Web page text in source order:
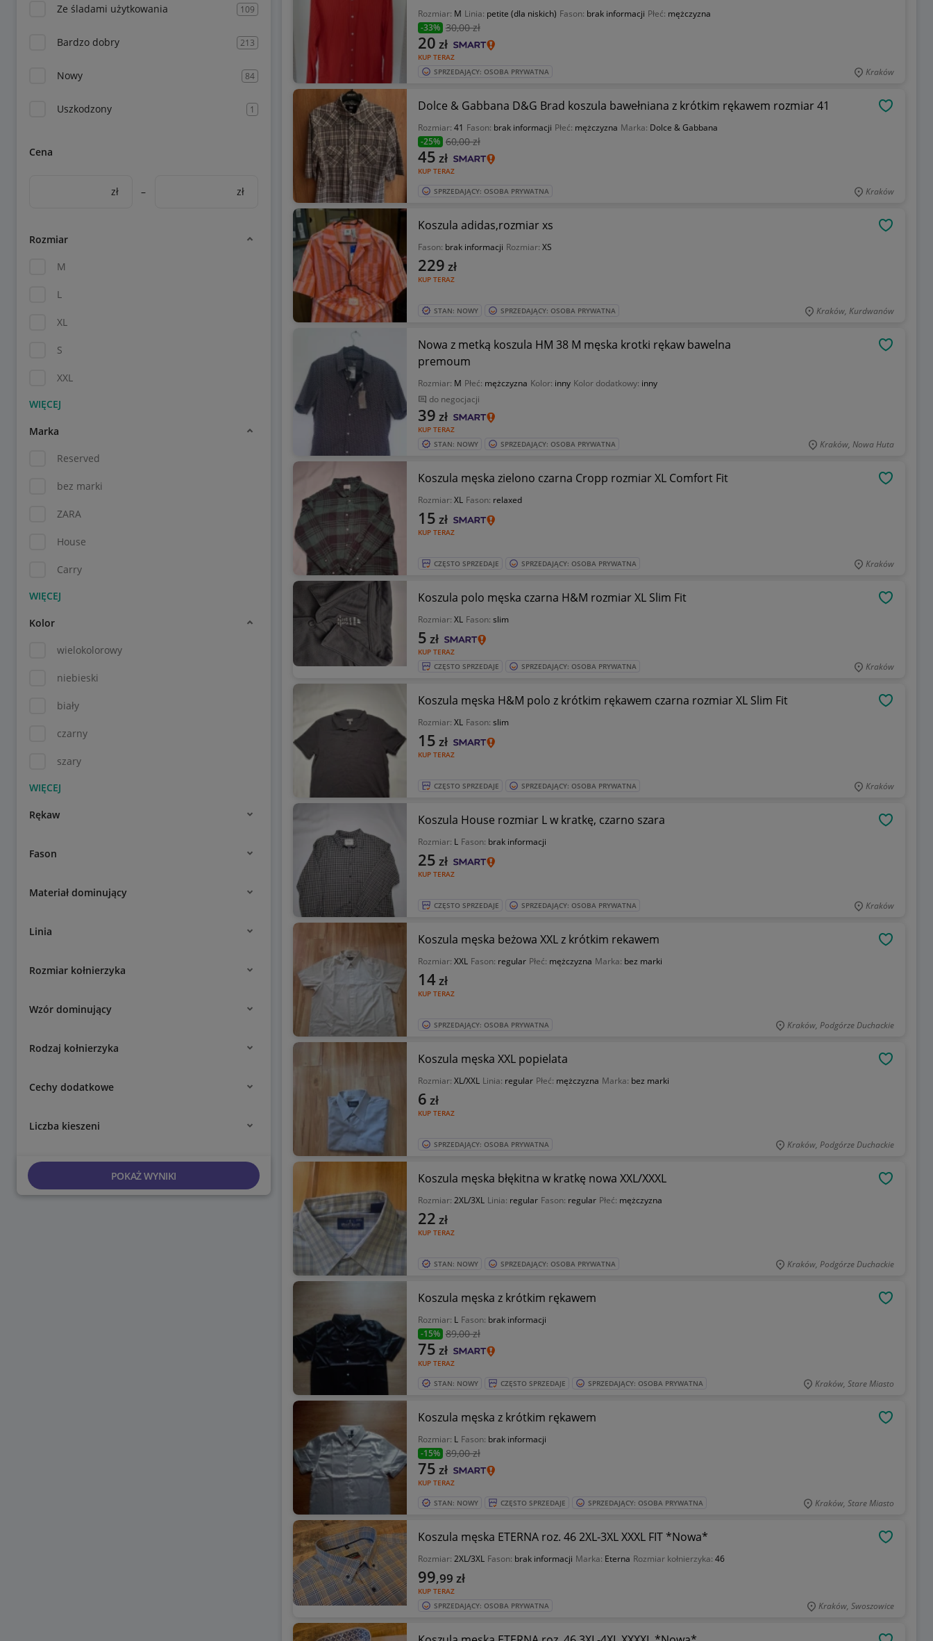
Ze śladami użytkowania 109
Bardzo dobry 213
Nowy 84
Uszkodzony 1
Cena
zł – zł
Rozmiar
M
L
XL
S
XXL
Marka
Reserved
bez marki
ZARA
House
Carry
Kolor
wielokolorowy
niebieski
biały
czarny
szary
Rękaw
Fason
Materiał dominujący
Linia
Rozmiar kołnierzyka
Wzór dominujący
Rodzaj kołnierzyka
Cechy dodatkowe
Liczba kieszeni
POKAŻ WYNIKI
Rozmiar: M Linia: petite (dla niskich) Fason: brak informacji Płeć: mężczyzna
-33% 30,00 zł
KUP TERAZ
20 zł
SPRZEDAJĄCY: OSOBA PRYWATNA Kraków
Dolce & Gabbana D&G Brad koszula bawełniana z krótkim rękawem rozmiar 41
Rozmiar: 41 Fason: brak informacji Płeć: mężczyzna Marka: Dolce & Gabbana
-25% 60,00 zł
KUP TERAZ
45 zł
SPRZEDAJĄCY: OSOBA PRYWATNA Kraków
Koszula adidas,rozmiar xs
Fason: brak informacji Rozmiar: XS
KUP TERAZ
229 zł
STAN: NOWY SPRZEDAJĄCY: OSOBA PRYWATNA Kraków, Kurdwanów
Nowa z metką koszula HM 38 M męska krotki rękaw bawelna
premoum
Rozmiar: M Płeć: mężczyzna Kolor: inny Kolor dodatkowy: inny
do negocjacji
KUP TERAZ
39 zł
STAN: NOWY SPRZEDAJĄCY: OSOBA PRYWATNA Kraków, Nowa Huta
Koszula męska zielono czarna Cropp rozmiar XL Comfort Fit
Rozmiar: XL Fason: relaxed
KUP TERAZ
15 zł
CZĘSTO SPRZEDAJE SPRZEDAJĄCY: OSOBA PRYWATNA Kraków
Koszula polo męska czarna H&M rozmiar XL Slim Fit
Rozmiar: XL Fason: slim
KUP TERAZ
5 zł
CZĘSTO SPRZEDAJE SPRZEDAJĄCY: OSOBA PRYWATNA Kraków
Koszula męska H&M polo z krótkim rękawem czarna rozmiar XL Slim Fit
Rozmiar: XL Fason: slim
KUP TERAZ
15 zł
CZĘSTO SPRZEDAJE SPRZEDAJĄCY: OSOBA PRYWATNA Kraków
Koszula House rozmiar L w kratkę, czarno szara
Rozmiar: L Fason: brak informacji
KUP TERAZ
25 zł
CZĘSTO SPRZEDAJE SPRZEDAJĄCY: OSOBA PRYWATNA Kraków
Koszula męska beżowa XXL z krótkim rekawem
Rozmiar: XXL Fason: regular Płeć: mężczyzna Marka: bez marki
KUP TERAZ
14 zł
SPRZEDAJĄCY: OSOBA PRYWATNA Kraków, Podgórze Duchackie
Koszula męska XXL popielata
Rozmiar: XL/XXL Linia: regular Płeć: mężczyzna Marka: bez marki
KUP TERAZ
6 zł
SPRZEDAJĄCY: OSOBA PRYWATNA Kraków, Podgórze Duchackie
Koszula męska błękitna w kratkę nowa XXL/XXXL
Rozmiar: 2XL/3XL Linia: regular Fason: regular Płeć: mężczyzna
KUP TERAZ
22 zł
STAN: NOWY SPRZEDAJĄCY: OSOBA PRYWATNA Kraków, Podgórze Duchackie
Koszula męska z krótkim rękawem
Rozmiar: L Fason: brak informacji
-15% 89,00 zł
KUP TERAZ
75 zł
STAN: NOWY CZĘSTO SPRZEDAJE SPRZEDAJĄCY: OSOBA PRYWATNA Kraków, Stare Miasto
Koszula męska z krótkim rękawem
Rozmiar: L Fason: brak informacji
-15% 89,00 zł
KUP TERAZ
75 zł
STAN: NOWY CZĘSTO SPRZEDAJE SPRZEDAJĄCY: OSOBA PRYWATNA Kraków, Stare Miasto
Koszula męska ETERNA roz. 46 2XL-3XL XXXL FIT *Nowa*
Rozmiar: 2XL/3XL Fason: brak informacji Marka: Eterna Rozmiar kołnierzyka: 46
KUP TERAZ
99,99 zł
SPRZEDAJĄCY: OSOBA PRYWATNA Kraków, Swoszowice